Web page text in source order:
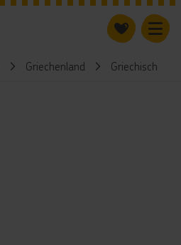
Griechenland Griechische